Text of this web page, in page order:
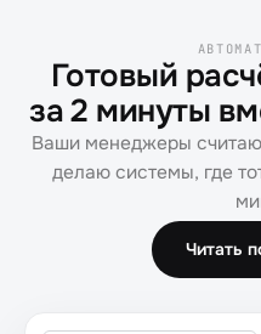
Готовый
за 2 минуты
Ваши менеджеры
делаю системы, где
Читать